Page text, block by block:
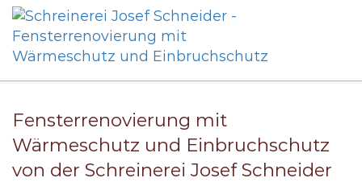
Home Über uns
Wissenswertes
Fensterrenovierung mit Wärmeschutz
und Einbruchsch...
Fensterrenovierung mit
Wärmeschutz und Einbruchschutz
von der Schreinerei Josef Schneider